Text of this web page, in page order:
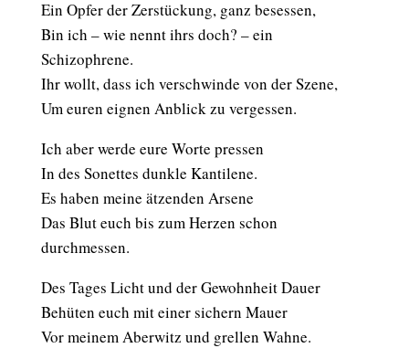
Ein Opfer der Zerstückung, ganz besessen,
Bin ich – wie nennt ihrs doch? – ein
Schizophrene.
Ihr wollt, dass ich verschwinde von der Szene,
Um euren eignen Anblick zu vergessen.
Ich aber werde eure Worte pressen
In des Sonettes dunkle Kantilene.
Es haben meine ätzenden Arsene
Das Blut euch bis zum Herzen schon
durchmessen.
Des Tages Licht und der Gewohnheit Dauer
Behüten euch mit einer sichern Mauer
Vor meinem Aberwitz und grellen Wahne.